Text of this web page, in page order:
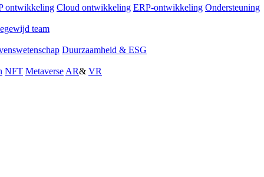
ontwikkeling Cloud ontwikkeling ERP-ontwikkeling Ondersteuning
team
Duurzaamheid & ESG
NFT Metaverse AR& VR